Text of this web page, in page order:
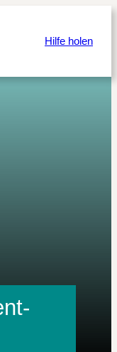
Hilfe holen